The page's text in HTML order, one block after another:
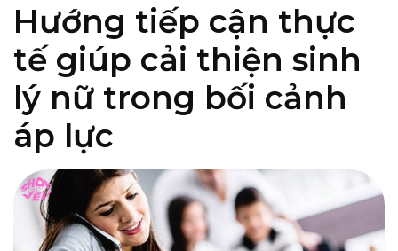
Hướng tiếp cận thực
tế giúp cải thiện sinh
lý nữ trong bối cảnh
áp lực